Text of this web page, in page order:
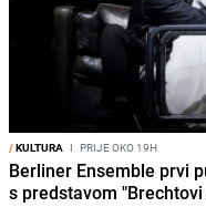
/KULTURA I PRIJE OKO 19H
Berliner Ensemble prvi
s predstavom